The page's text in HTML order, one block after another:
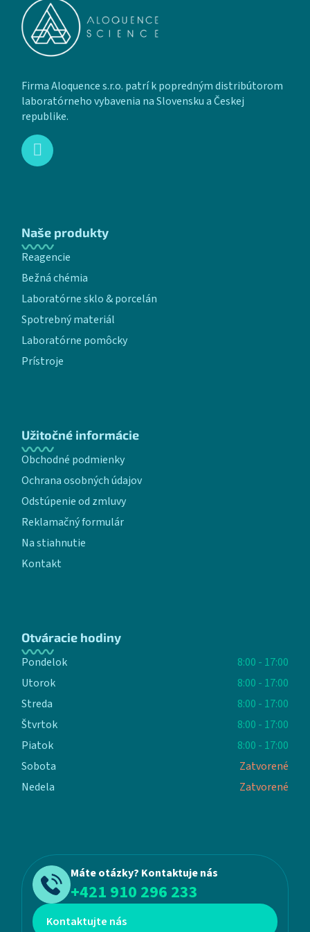
Firma Aloquence s.r.o. patrí k popredným distribútorom
laboratórneho vybavenia na Slovensku a Českej
republike.
Naše produkty
Reagencie
Bežná chémia
Laboratórne sklo & porcelán
Spotrebný materiál
Laboratórne pomôcky
Prístroje
Užitočné informácie
Obchodné podmienky
Ochrana osobných údajov
Odstúpenie od zmluvy
Reklamačný formulár
Na stiahnutie
Kontakt
Otváracie hodiny
Pondelok
8:00 - 17:00
Utorok
8:00 - 17:00
Streda
8:00 - 17:00
Štvrtok
8:00 - 17:00
Piatok
8:00 - 17:00
Sobota
Zatvorené
Nedela
Zatvorené
Máte otázky? Kontaktuje nás
+421 910 296 233
Kontaktujte nás